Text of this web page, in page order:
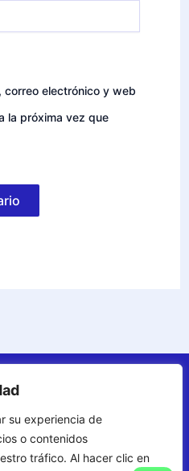
su experiencia de
o contenidos
tráfico. Al hacer clic en
correo electrónico y web
la próxima vez que
Condiciones
Cookies